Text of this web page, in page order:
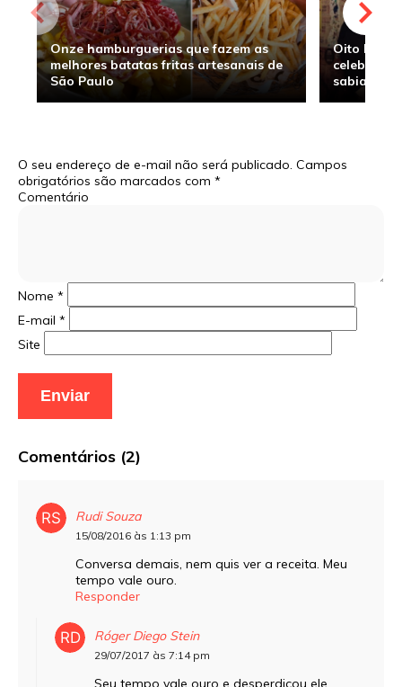
Onze hamburguerias que fazem as
melhores batatas fritas artesanais de
São Paulo
Oito
sabia
O seu endereço de e-mail não será publicado. Campos
obrigatórios são marcados com *
Comentário
Nome *
E-mail *
Site
Comentários (2)
Rudi Souza
15/08/2016 às 1:13 pm
Conversa demais, nem quis ver a receita. Meu
tempo vale ouro.
Responder
Róger Diego Stein
29/07/2017 às 7:14 pm
Seu tempo vale ouro e desperdiçou ele